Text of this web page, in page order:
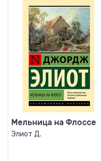
Мельница на Флоссе
Элиот Д.